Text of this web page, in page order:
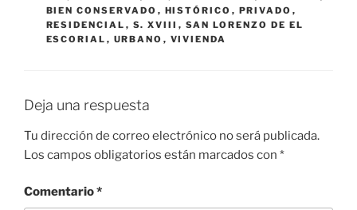
BIEN CONSERVADO , HISTÓRICO , PRIVADO ,
RESIDENCIAL , S. XVIII , SAN LORENZO DE EL
ESCORIAL , URBANO , VIVIENDA
Deja una respuesta
Tu dirección de correo electrónico no será publicada.
Los campos obligatorios están marcados con *
Comentario*